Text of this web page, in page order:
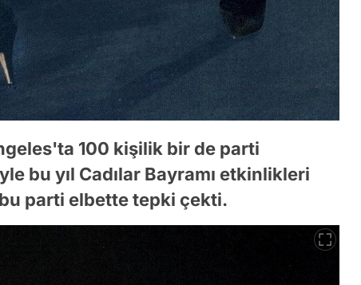
100 kişilik bir de parti
bu yıl Cadılar Bayramı etkinlikleri
parti elbette tepki çekti.